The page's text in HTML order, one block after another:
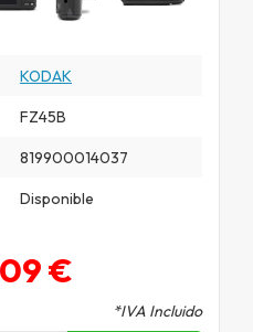
KODAK
FZ45B
819900014037
Disponible
€
*IVA Incluido